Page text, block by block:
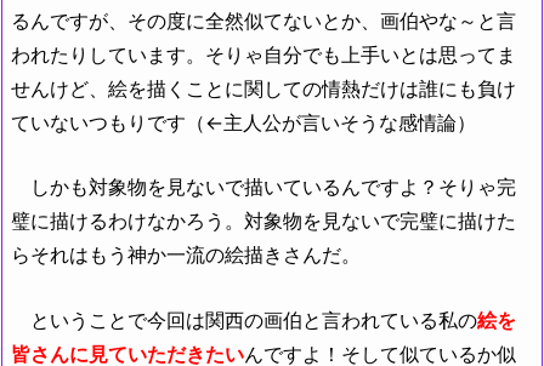
るんですが、その度に全然似てないとか、画伯やな～と言
われたりしています。そりゃ自分でも上手いとは思ってま
せんけど、絵を描くことに関しての情熱だけは誰にも負け
ていないつもりです（←主人公が言いそうな感情論）
しかも対象物を見ないで描いているんですよ？そりゃ完
璧に描けるわけなかろう。対象物を見ないで完璧に描けた
らそれはもう神か一流の絵描きさんだ。
ということで今回は関西の画伯と言われている私の絵を
皆さんに見ていただきたいんですよ！そして似ているか似